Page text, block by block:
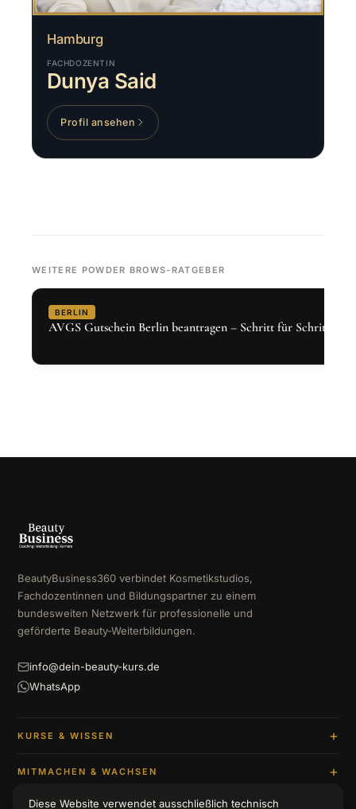
Hamburg
FACHDOZENTIN
Dunya Said
Profil ansehen
WEITERE POWDER BROWS-RATGEBER
BERLIN
AVGS Gutschein Berlin beantragen – Schritt für Schritt 2026
BeautyBusiness360 verbindet Kosmetikstudios,
Fachdozentinnen und Bildungspartner zu einem
bundesweiten Netzwerk für professionelle und
geförderte Beauty-Weiterbildungen.
info@dein-beauty-kurs.de
WhatsApp
KURSE & WISSEN
MITMACHEN & WACHSEN
Diese Website verwendet ausschließlich technisch